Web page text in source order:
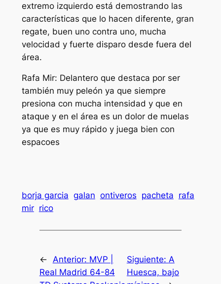
extremo izquierdo está demostrando las
características que lo hacen diferente, gran
regate, buen uno contra uno, mucha
velocidad y fuerte disparo desde fuera del
área.
Rafa Mir: Delantero que destaca por ser
también muy peleón ya que siempre
presiona con mucha intensidad y que en
ataque y en el área es un dolor de muelas
ya que es muy rápido y juega bien con
espacoes
borja garcia galan ontiveros pacheta rafa
mir rico
← Anterior: MVP |
Real Madrid 64-84
Siguiente: A
Huesca, bajo